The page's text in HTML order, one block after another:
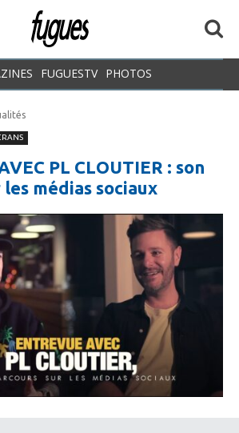
FUGUESTV PHOTOS
PL CLOUTIER : son
médias sociaux